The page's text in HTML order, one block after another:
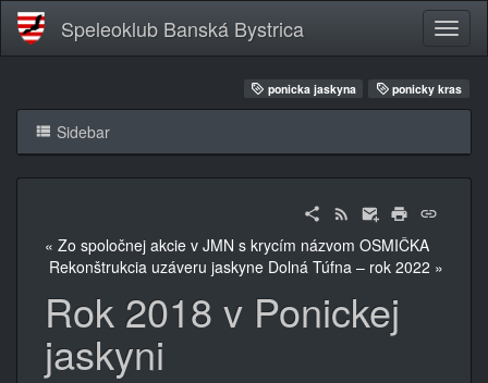
Speleoklub Banská Bystrica
ponicka jaskyna ponicky kras
Sidebar
« Zo spoločnej akcie v JMN s krycím názvom OSMIČKA
Rekonštrukcia uzáveru jaskyne Dolná Túfna – rok 2022 »
Rok 2018 v Ponickej
jaskyni